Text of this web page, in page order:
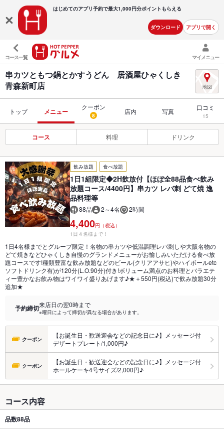
はじめてのアプリ予約で最大1,000円分ポイントもらえる
ダウンロード アプリで開く
コース一覧 マイメニュー
串カツともつ鍋とかすうどん 居酒屋ひゃくしき
青森新町店
トップ メニュー
クーポン
8 店内 写真 口コミ
15
コース 料理 ドリンク
飲み放題 食べ放題
1日1組限定◆2H飲放付【ほぼ全88品食べ飲み
放題コース/4400円】串カツ レバ刺 どて焼 逸
品料理等
88品 2～4名 2時間
4,400円（税込）
1日４名様まで！
1日4名様までとグループ限定！名物の串カツや低温調理レバ刺しや大阪名物の
どて焼きなどひゃくしき自慢のグランドメニューがお愉しみいただける食べ放
題コースです!種類豊富な飲み放題などのビール(クリアアサヒ)やハイボールetc
ソフトドリンク有)が120分(L.O.90分)付き!ボリューム満点のお料理とバラエテ
ィー豊かなお飲み物はワイワイ盛りあげます♪★＋550円(税込)で飲み放題30分
追加★
予約締切来店日の翌0時まで
※曜日によって締切が異なる場合があります。
クーポン
【お誕生日・歓送迎会などの記念日に♪】メッセージ付
デザートプレート/1,000円♪
クーポン
【お誕生日・歓送迎会などの記念日に♪】メッセージ付
ホールケーキ4号サイズ/2,000円♪
コース内容
品数88品